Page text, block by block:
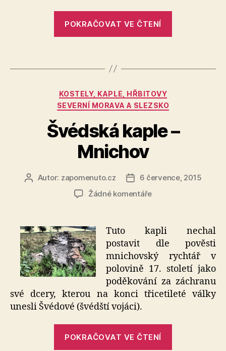
POKRAČOVAT VE ČTENÍ
Rubriky
KOSTELY, KAPLE, HŘBITOVY
SEVERNÍ MORAVA A SLEZSKO
Švédská kaple –
Mnichov
AutorAutor: zapomenuto.cz
Datum
příspěvku
6 července, 2015
Žádné komentářeu
názvem
Švédská
kaple
–
Mnichov
Tuto kapli nechal
postavit dle pověsti
mnichovský rychtář v
polovině 17. století jako
poděkování za záchranu
své dcery, kterou na konci třicetileté války
unesli Švédové (švédští vojáci).
POKRAČOVAT VE ČTENÍ